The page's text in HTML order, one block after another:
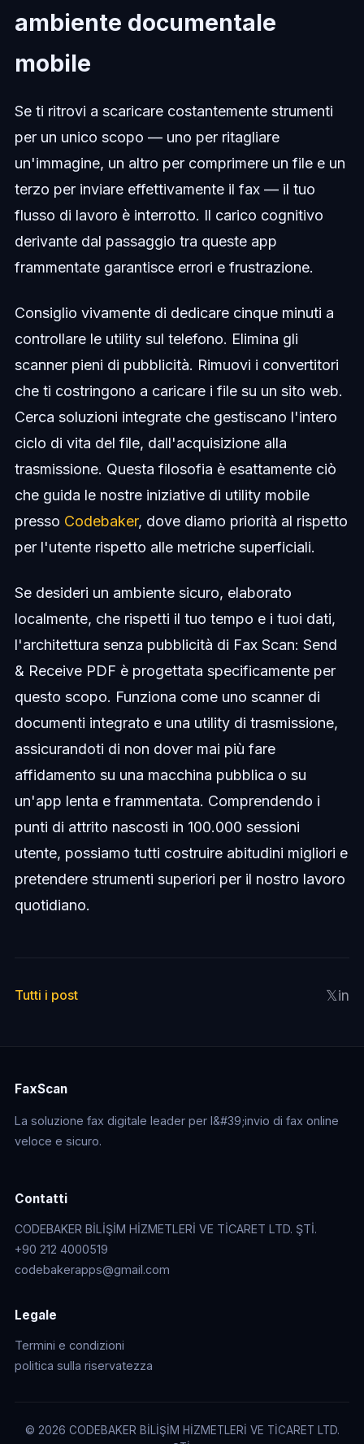
ambiente documentale
mobile
Se ti ritrovi a scaricare costantemente strumenti
per un unico scopo — uno per ritagliare
un'immagine, un altro per comprimere un file e un
terzo per inviare effettivamente il fax — il tuo
flusso di lavoro è interrotto. Il carico cognitivo
derivante dal passaggio tra queste app
frammentate garantisce errori e frustrazione.
Consiglio vivamente di dedicare cinque minuti a
controllare le utility sul telefono. Elimina gli
scanner pieni di pubblicità. Rimuovi i convertitori
che ti costringono a caricare i file su un sito web.
Cerca soluzioni integrate che gestiscano l'intero
ciclo di vita del file, dall'acquisizione alla
trasmissione. Questa filosofia è esattamente ciò
che guida le nostre iniziative di utility mobile
presso Codebaker, dove diamo priorità al rispetto
per l'utente rispetto alle metriche superficiali.
Se desideri un ambiente sicuro, elaborato
localmente, che rispetti il tuo tempo e i tuoi dati,
l'architettura senza pubblicità di Fax Scan: Send
& Receive PDF è progettata specificamente per
questo scopo. Funziona come uno scanner di
documenti integrato e una utility di trasmissione,
assicurandoti di non dover mai più fare
affidamento su una macchina pubblica o su
un'app lenta e frammentata. Comprendendo i
punti di attrito nascosti in 100.000 sessioni
utente, possiamo tutti costruire abitudini migliori e
pretendere strumenti superiori per il nostro lavoro
quotidiano.
Tutti i post 𝕏in
FaxScan
La soluzione fax digitale leader per l&#39;invio di fax online
veloce e sicuro.
Contatti
CODEBAKER BİLİŞİM HİZMETLERİ VE TİCARET LTD. ŞTİ.
+90 212 4000519
codebakerapps@gmail.com
Legale
Termini e condizioni
politica sulla riservatezza
© 2026 CODEBAKER BİLİŞİM HİZMETLERİ VE TİCARET LTD.